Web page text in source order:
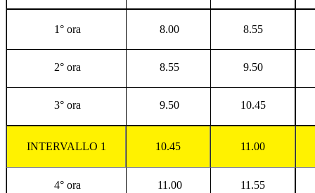
1° ora 8.00 8.55
2° ora 8.55 9.50
3° ora 9.50 10.45
INTERVALLO 1 10.45 11.00
4° ora 11.00 11.55